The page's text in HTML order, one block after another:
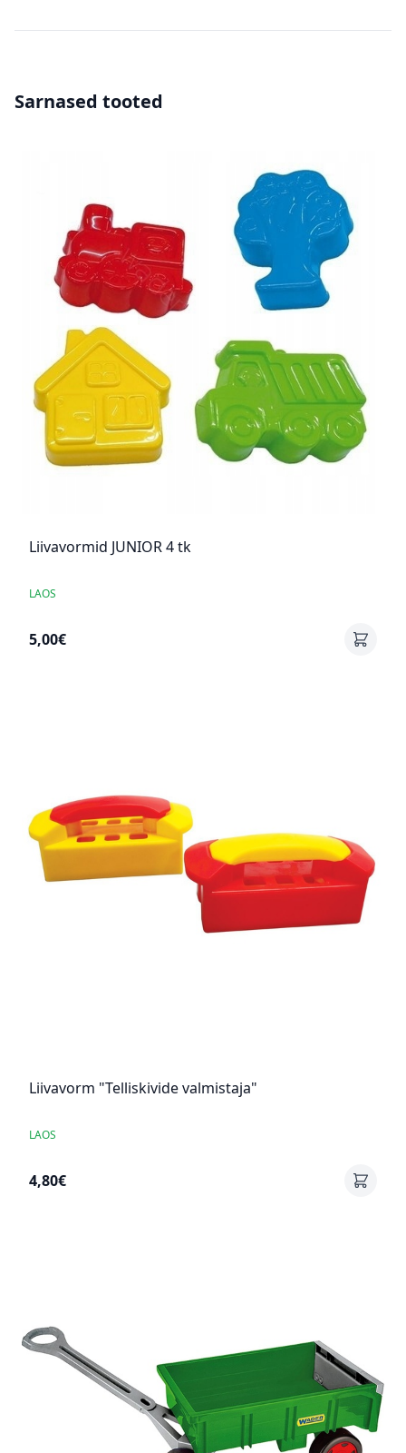
Sarnased tooted
Liivavormid JUNIOR 4 tk
LAOS
5,00€
Liivavorm "Telliskivide valmistaja"
LAOS
4,80€